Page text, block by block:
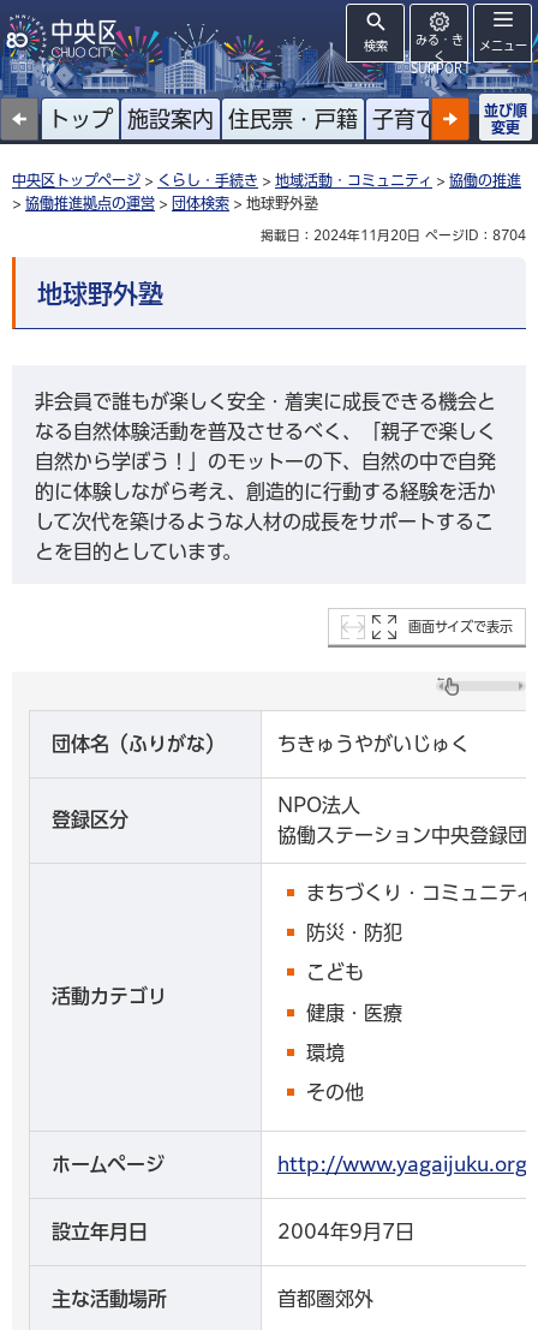
検索
みる・き
く
SUPPORT
メニュー
トップ 施設案内 住民票・戸籍 子育て 高齢者
並び順
変更
中央区トップページ > くらし・手続き > 地域活動・コミュニティ > 協働の推進
> 協働推進拠点の運営 > 団体検索 > 地球野外塾
掲載日：2024年11月20日 ページID：8704
地球野外塾
非会員で誰もが楽しく安全・着実に成長できる機会と
なる自然体験活動を普及させるべく、「親子で楽しく
自然から学ぼう！」のモットーの下、自然の中で自発
的に体験しながら考え、創造的に行動する経験を活か
して次代を築けるような人材の成長をサポートするこ
とを目的としています。
画面サイズで表示
団体名（ふりがな） ちきゅうやがいじゅく
登録区分
NPO法人
協働ステーション中央登録団
活動カテゴリ
まちづくり・コミュニティ
防災・防犯
こども
健康・医療
環境
その他
ホームページ http://www.yagaijuku.org/
設立年月日 2004年9月7日
主な活動場所 首都圏郊外